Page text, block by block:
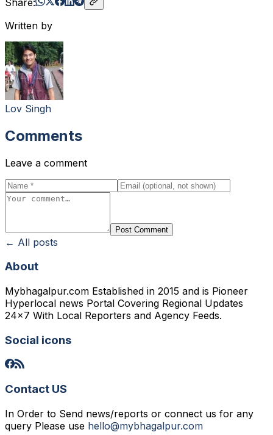
Written by
Lov Singh
Comments
Leave a comment
Post Comment
← All posts
About
Mybhagalpur.com Established in 2015 and is Pioneer
Hyperlocal news Portal Covering Regional Updates
24x7 With Local Reporters and Agency Feeds.
Social icons
Contact US
In Order to Send news/reports or connect us for any
query Please use hello@mybhagalpur.com